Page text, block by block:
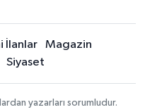
İlanlar
Magazin
Siyaset
yazarları sorumludur.